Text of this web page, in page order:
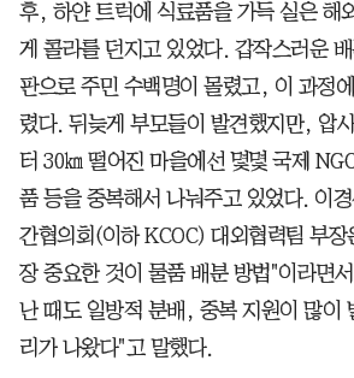
후, 하얀 트럭에 식료품을 가득 실은 해
게 콜라를 던지고 있었다. 갑작스러운
판으로 주민 수백명이 몰렸고, 이 과정
렸다. 뒤늦게 부모들이 발견했지만, 압
터 30㎞ 떨어진 마을에선 몇몇 국제
품 등을 중복해서 나눠주고 있었다. 이
간협의회(이하 KCOC) 대외협력팀 부
장 중요한 것이 물품 배분 방법"이라면
난 때도 일방적 분배, 중복 지원이 많이
리가 나왔다"고 말했다.